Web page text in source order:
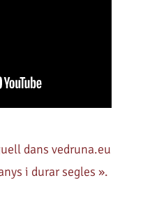
dans vedruna.eu
i durar segles ».